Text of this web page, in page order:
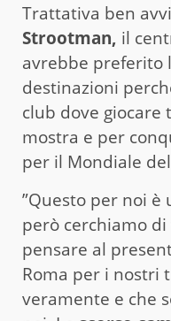
Trattativa ben
Strootman, il
avrebbe preferito
destinazioni
club dove
mostra e per
per il Mondiale
”Questo per noi
però cerchiamo
pensare al
Roma per i nostri
veramente e che